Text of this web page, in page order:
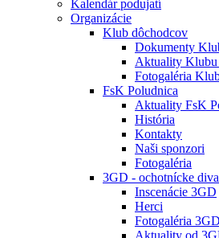
Kalendár podujatí
Organizácie
Klub dôchodcov
Dokumenty
Aktuality Klubu
Fotogaléria
FsK Poludnica
Aktuality FsK
História
Kontakty
Naši sponzori
Fotogaléria
3GD - ochotnícke
Inscenácie 3GD
Herci
Fotogaléria 3GD
Aktuality od